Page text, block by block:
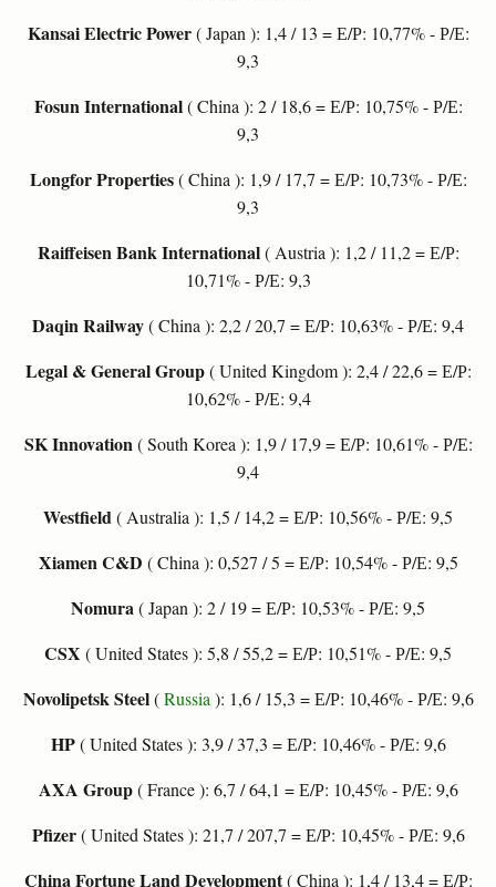
Kansai Electric Power( Japan ): 1,4 / 13 = Е/Р: 10,77% - Р/Е:
9,3
Fosun International( China ): 2 / 18,6 = Е/Р: 10,75% - Р/Е:
9,3
Longfor Properties( China ): 1,9 / 17,7 = Е/Р: 10,73% - Р/Е:
9,3
Raiffeisen Bank International( Austria ): 1,2 / 11,2 = Е/Р:
10,71% - Р/Е: 9,3
Daqin Railway( China ): 2,2 / 20,7 = Е/Р: 10,63% - Р/Е: 9,4
Legal & General Group( United Kingdom ): 2,4 / 22,6 = Е/Р:
10,62% - Р/Е: 9,4
SK Innovation( South Korea ): 1,9 / 17,9 = Е/Р: 10,61% - Р/Е:
9,4
Westfield( Australia ): 1,5 / 14,2 = Е/Р: 10,56% - Р/Е: 9,5
Xiamen C&D ( China ): 0,527 / 5 = Е/Р: 10,54% - Р/Е: 9,5
Nomura( Japan ): 2 / 19 = Е/Р: 10,53% - Р/Е: 9,5
CSX ( United States ): 5,8 / 55,2 = Е/Р: 10,51% - Р/Е: 9,5
Novolipetsk Steel(Russia ): 1,6 / 15,3 = Е/Р: 10,46% - Р/Е: 9,6
HP( United States ): 3,9 / 37,3 = Е/Р: 10,46% - Р/Е: 9,6
AXA Group( France ): 6,7 / 64,1 = Е/Р: 10,45% - Р/Е: 9,6
Pfizer( United States ): 21,7 / 207,7 = Е/Р: 10,45% - Р/Е: 9,6
China Fortune Land Development( China ): 1,4 / 13,4 = Е/Р: